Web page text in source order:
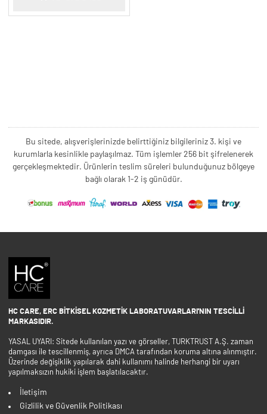
Bu sitede, alışverişlerinizde belirttiğiniz bilgileriniz 3. kişi ve
kurumlarla kesinlikle paylaşılmaz. Tüm işlemler 256 bit şifrelenerek
gerçekleşmektedir. Ürünlerin teslim süreleri bulunduğunuz bölgeye
bağlı olarak 1-2 iş günüdür.
HC CARE, ERC BITKISEL KOZMETIK LABORATUVARLARI'NIN TESCILLI
MARKASIDIR.
YASAL UYARI: Sitede kullanılan yazı ve görseller, TURKTRUST A.Ş. zaman
damgası ile tescillenmiş, ayrıca DMCA tarafından koruma altına alınmıştır.
Üzerinde değişiklik yapılarak dahi kullanımı halinde herhangi bir uyarı
yapılmaksızın hukiki işlem başlatılacaktır.
İletişim
Gizlilik ve Güvenlik Politikası